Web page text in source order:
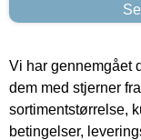
Vi har gennemgået
dem med stjerner
sortimentstørrelse,
betingelser,